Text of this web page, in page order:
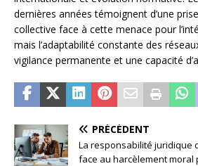
dernières années témoignent d’une
collective face à cette menace pour
mais l’adaptabilité constante des
vigilance permanente et une capacité
PRÉCÉDENT
La responsabilité juridique
face au harcèlement moral